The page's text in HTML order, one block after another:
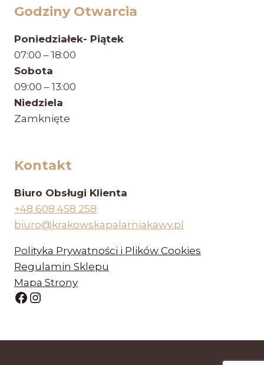
Godziny Otwarcia
Poniedziałek- Piątek
07:00 – 18:00
Sobota
09:00 – 13:00
Niedziela
Zamknięte
Kontakt
Biuro Obsługi Klienta
+48 608 458 258
biuro@krakowskapalarniakawy.pl
Polityka Prywatności i Plików Cookies
Regulamin Sklepu
Mapa Strony